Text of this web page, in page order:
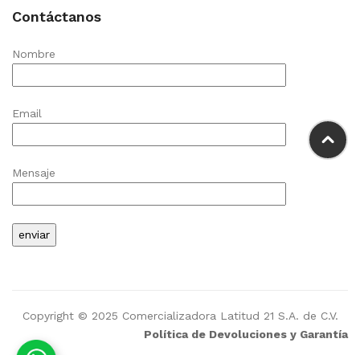
Contáctanos
Nombre
Email
Mensaje
Copyright © 2025 Comercializadora Latitud 21 S.A. de C.V.
Política de Devoluciones y Garantía